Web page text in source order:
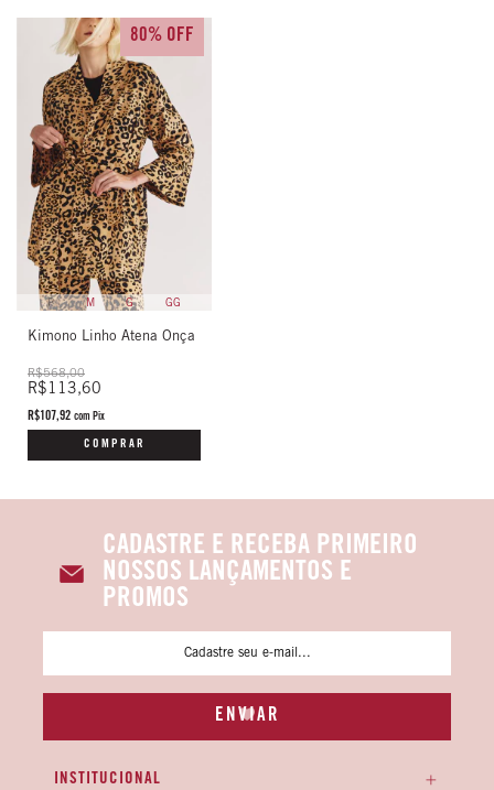
P M G GG
Kimono Linho Atena Onça
R$568,00
R$113,60
80% OFF
R$107,92 com Pix
COMPRAR
CADASTRE E RECEBA PRIMEIRO
NOSSOS LANÇAMENTOS E
PROMOS
INSTITUCIONAL